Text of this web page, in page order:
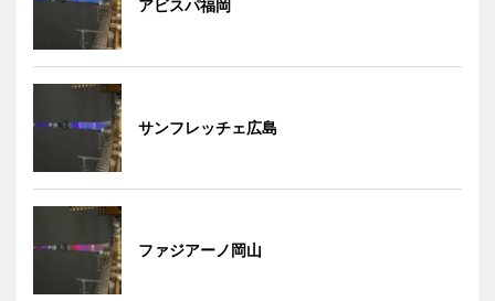
アビスパ福岡
サンフレッチェ広島
ファジアーノ岡山